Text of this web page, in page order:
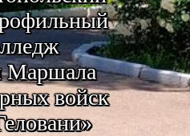
Маршала
войск